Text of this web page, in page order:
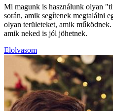
Mi magunk is használunk olyan
során, amik segítenek megtalálni
olyan területeket, amik
amik neked is jól jöhetnek.
Elolvasom